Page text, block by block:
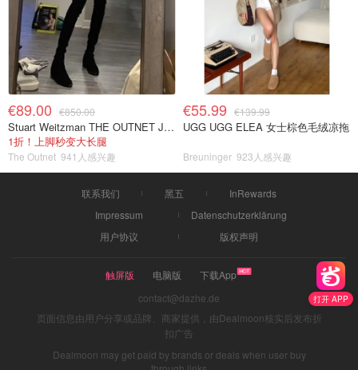
打开 APP
€89.00 €850.00
Stuart Weitzman THE OUTNET Jocey 弹力绒面过膝靴
1折！上脚秒变大长腿
The Outnet 941人感兴趣
€55.99 €139.99
UGG UGG ELEA 女士棕色毛绒凉拖
Breuninger 923人感兴趣
联系我们 黑五
InRewards
Impressum
Datenschutzerklärung
用户协议
版权声明
触屏版 电脑版
下载App
contact@dazhe.de
页面信息由用户分享或品牌、商家提供，由Dealmoon核实后发布折
扣广告
Dealmoon may get paid by brands or deals when user buy